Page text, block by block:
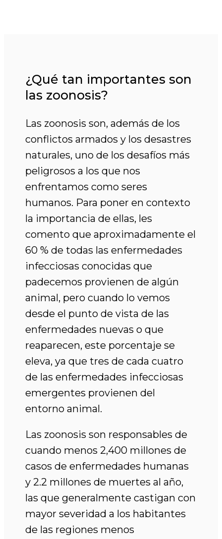
¿Qué tan importantes son
las zoonosis?
Las zoonosis son, además de los
conflictos armados y los desastres
naturales, uno de los desafíos más
peligrosos a los que nos
enfrentamos como seres
humanos. Para poner en contexto
la importancia de ellas, les
comento que aproximadamente el
60 % de todas las enfermedades
infecciosas conocidas que
padecemos provienen de algún
animal, pero cuando lo vemos
desde el punto de vista de las
enfermedades nuevas o que
reaparecen, este porcentaje se
eleva, ya que tres de cada cuatro
de las enfermedades infecciosas
emergentes provienen del
entorno animal.
Las zoonosis son responsables de
cuando menos 2,400 millones de
casos de enfermedades humanas
y 2.2 millones de muertes al año,
las que generalmente castigan con
mayor severidad a los habitantes
de las regiones menos